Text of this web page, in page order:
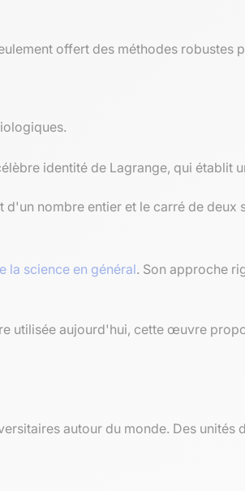
offert des méthodes robustes
identité de Lagrange, qui établit
nombre entier et le carré de deux
la science en général. Son approche
utilisée aujourd'hui, cette œuvre
autour du monde. Des unités